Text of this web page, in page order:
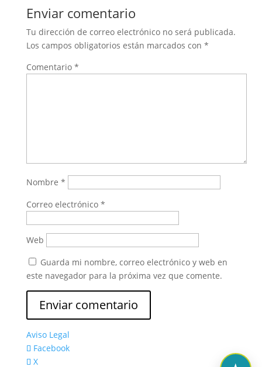
Enviar comentario
Tu dirección de correo electrónico no será publicada.
Los campos obligatorios están marcados con *
Comentario *
Nombre *
Correo electrónico *
Web
Guarda mi nombre, correo electrónico y web en
este navegador para la próxima vez que comente.
Aviso Legal
Facebook
X